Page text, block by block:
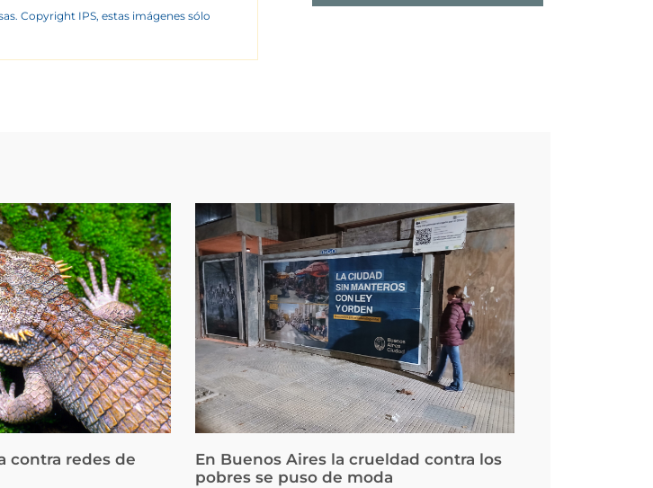
Copyright IPS, estas imágenes sólo
contra redes de
En Buenos Aires la crueldad contra los
pobres se puso de moda